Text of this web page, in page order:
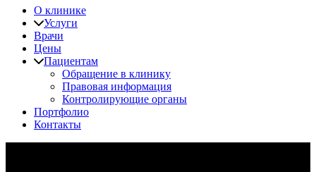
О клинике
Услуги
Врачи
Цены
Пациентам
Обращение в клинику
Правовая информация
Контролирующие органы
Портфолио
Контакты